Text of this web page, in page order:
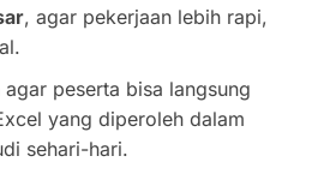
, agar pekerjaan lebih rapi,
peserta bisa langsung
yang diperoleh dalam
sehari-hari.